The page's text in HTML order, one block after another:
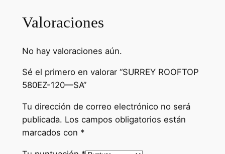
Valoraciones
No hay valoraciones aún.
Sé el primero en valorar “SURREY ROOFTOP
580EZ-120—SA”
Tu dirección de correo electrónico no será
publicada. Los campos obligatorios están
marcados con *